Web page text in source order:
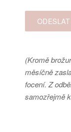
(Kromě
měsíčně
focení. Z
samozřejmě